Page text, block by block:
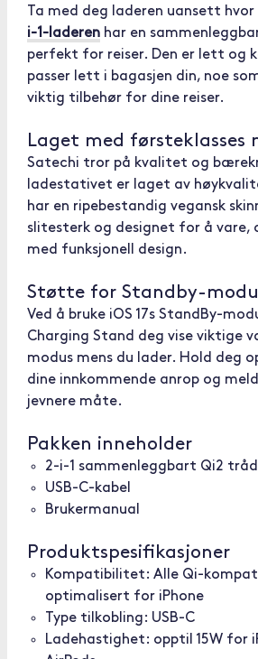
Ta med deg laderen uansett hvor
i-1-laderen har en
perfekt for reiser. Den er lett og
passer lett i bagasjen din, noe
viktig tilbehør for dine reiser.
Laget med førsteklasses
Satechi tror på kvalitet og
ladestativet er laget av
har en ripebestandig vegansk
slitesterk og designet for å vare,
med funksjonell design.
Støtte for Standby-
Ved å bruke iOS 17s StandBy-
Charging Stand deg vise viktige
modus mens du lader. Hold deg
dine innkommende anrop og
jevnere måte.
Pakken inneholder
2-i-1 sammenleggbart Qi2
USB-C-kabel
Brukermanual
Produktspesifikasjoner
Kompatibilitet: Alle Qi-
optimalisert for iPhone
Type tilkobling: USB-C
Ladehastighet: opptil 15W for